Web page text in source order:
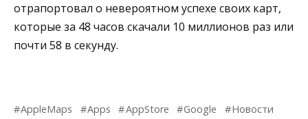
отрапортовал о невероятном успехе своих карт,
которые за 48 часов скачали 10 миллионов раз или
почти 58 в секунду.
AppleMaps Apps AppStore Google Новости